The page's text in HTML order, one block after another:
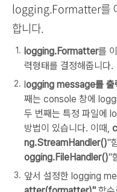
logging.Formatter를
합니다.
logging.Formatter를
력형태를 결정해줍니다.
logging message를 출
째는 console 창에
두 번째는 특정 파일에
방법이 있습니다. 이때,
ng.StreamHandler()"
ogging.FileHandler()"
앞서 설정한 logging